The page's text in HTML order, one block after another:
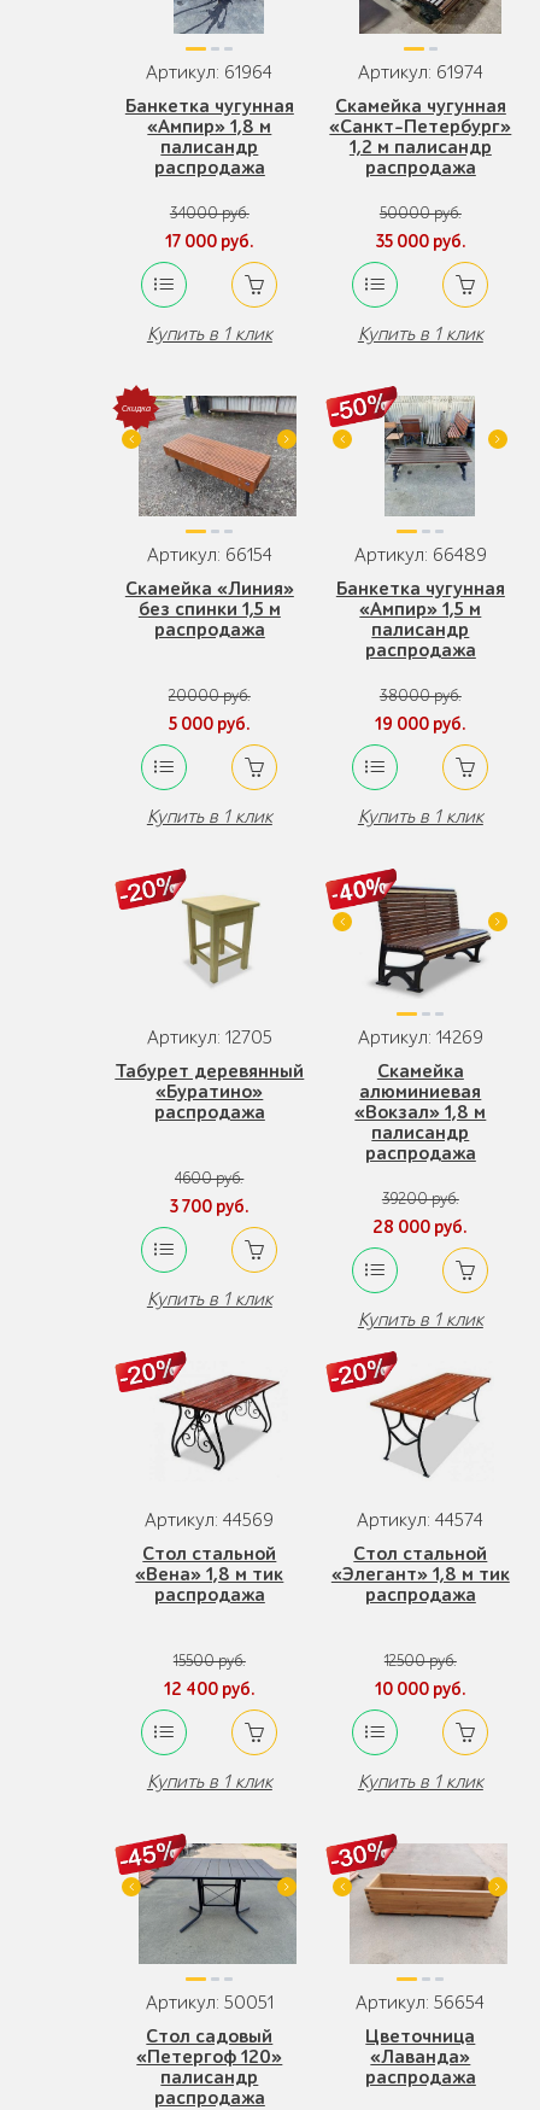
Артикул: 61964
Банкетка чугунная
«Ампир» 1,8 м
палисандр
распродажа
34000 руб.
17 000 руб.
Купить в 1 клик
Артикул: 61974
Скамейка чугунная
«Санкт-Петербург»
1,2 м палисандр
распродажа
50000 руб.
35 000 руб.
Купить в 1 клик
Артикул: 66154
Скамейка «Линия»
без спинки 1,5 м
распродажа
20000 руб.
5 000 руб.
Купить в 1 клик
Артикул: 66489
Банкетка чугунная
«Ампир» 1,5 м
палисандр
распродажа
38000 руб.
19 000 руб.
Купить в 1 клик
Артикул: 12705
Табурет деревянный
«Буратино»
распродажа
4600 руб.
3 700 руб.
Купить в 1 клик
Артикул: 14269
Скамейка
алюминиевая
«Вокзал» 1,8 м
палисандр
распродажа
39200 руб.
28 000 руб.
Купить в 1 клик
Артикул: 44569
Стол стальной
«Вена» 1,8 м тик
распродажа
15500 руб.
12 400 руб.
Купить в 1 клик
Артикул: 44574
Стол стальной
«Элегант» 1,8 м тик
распродажа
12500 руб.
10 000 руб.
Купить в 1 клик
Артикул: 50051
Стол садовый
«Петергоф 120»
палисандр
распродажа
Артикул: 56654
Цветочница
«Лаванда»
распродажа